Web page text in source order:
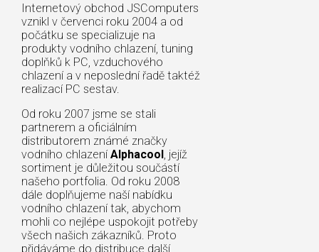
Internetový obchod JSComputers
vznikl v červenci roku 2004 a od
počátku se specializuje na
produkty vodního chlazení, tuning
doplňků k PC, vzduchového
chlazení a v neposlední řadě taktéž
realizací PC sestav.
Od roku 2007 jsme se stali
partnerem a oficiálním
distributorem známé značky
vodního chlazení Alphacool, jejíž
sortiment je důležitou součástí
našeho portfolia. Od roku 2008
dále doplňujeme naší nabídku
vodního chlazení tak, abychom
mohli co nejlépe uspokojit potřeby
všech našich zákazníků. Proto
přidáváme do distribuce další